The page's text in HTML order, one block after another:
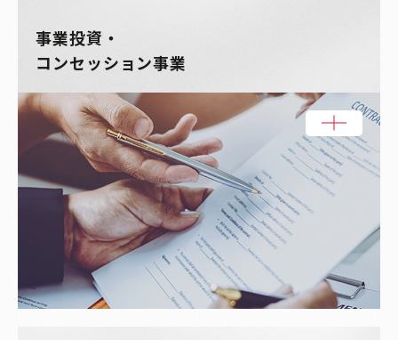
事業投資・
コンセッション事業